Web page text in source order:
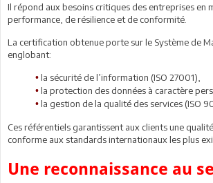
Il répond aux besoins critiques des entreprises en
performance, de résilience et de conformité.
La certification obtenue porte sur le Système de
englobant:
• la sécurité de l’information (ISO 27001),
• la protection des données à caractère
• la gestion de la qualité des services (ISO
Ces référentiels garantissent aux clients une
conforme aux standards internationaux les plus
Une reconnaissance au